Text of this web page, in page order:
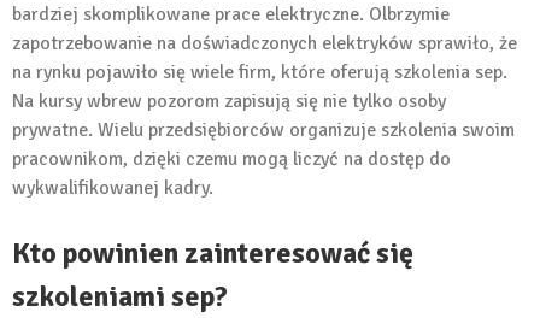
bardziej skomplikowane prace elektryczne. Olbrzymie
zapotrzebowanie na doświadczonych elektryków sprawiło, że
na rynku pojawiło się wiele firm, które oferują szkolenia sep.
Na kursy wbrew pozorom zapisują się nie tylko osoby
prywatne. Wielu przedsiębiorców organizuje szkolenia swoim
pracownikom, dzięki czemu mogą liczyć na dostęp do
wykwalifikowanej kadry.
Kto powinien zainteresować się
szkoleniami sep?